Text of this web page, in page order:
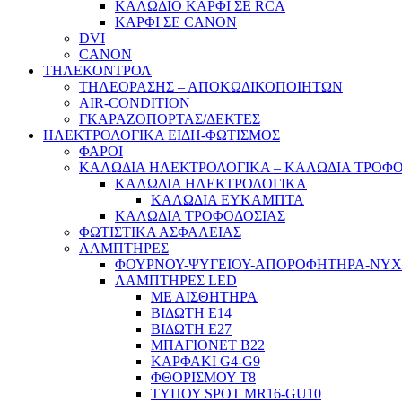
ΚΑΛΩΔΙΟ ΚΑΡΦΙ ΣΕ RCA
ΚΑΡΦΙ ΣΕ CANON
DVI
CANON
ΤΗΛΕΚΟΝΤΡΟΛ
ΤΗΛΕΟΡΑΣΗΣ – ΑΠΟΚΩΔΙΚΟΠΟΙΗΤΩΝ
AIR-CONDITION
ΓΚΑΡΑΖΟΠΟΡΤΑΣ/ΔΕΚΤΕΣ
ΗΛΕΚΤΡΟΛΟΓΙΚΑ ΕΙΔΗ-ΦΩΤΙΣΜΟΣ
ΦΑΡΟΙ
ΚΑΛΩΔΙΑ ΗΛΕΚΤΡΟΛΟΓΙΚΑ – ΚΑΛΩΔΙΑ
ΚΑΛΩΔΙΑ ΗΛΕΚΤΡΟΛΟΓΙΚΑ
ΚΑΛΩΔΙΑ ΕΥΚΑΜΠΤΑ
ΚΑΛΩΔΙΑ ΤΡΟΦΟΔΟΣΙΑΣ
ΦΩΤΙΣΤΙΚΑ ΑΣΦΑΛΕΙΑΣ
ΛΑΜΠΤΗΡΕΣ
ΦΟΥΡΝΟΥ-ΨΥΓΕΙΟΥ-ΑΠΟΡΟΦΗΤΗΡΑ-
ΛΑΜΠΤΗΡΕΣ LED
ΜΕ ΑΙΣΘΗΤΗΡΑ
ΒΙΔΩΤΗ Ε14
ΒΙΔΩΤΗ Ε27
ΜΠΑΓΙΟΝΕΤ Β22
ΚΑΡΦΑΚΙ G4-G9
ΦΘΟΡΙΣΜΟΥ Τ8
ΤΥΠΟΥ SPOT MR16-GU10